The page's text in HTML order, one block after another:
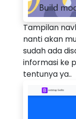
Tampilan
nanti akan
sudah ada
informasi ke
tentunya ya..